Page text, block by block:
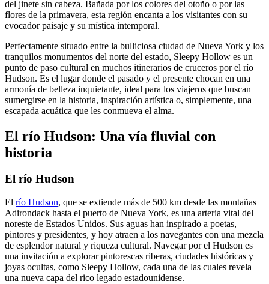
del jinete sin cabeza. Bañada por los colores del otoño o por las
flores de la primavera, esta región encanta a los visitantes con su
evocador paisaje y su mística intemporal.
Perfectamente situado entre la bulliciosa ciudad de Nueva York y los
tranquilos monumentos del norte del estado, Sleepy Hollow es un
punto de paso cultural en muchos itinerarios de cruceros por el río
Hudson. Es el lugar donde el pasado y el presente chocan en una
armonía de belleza inquietante, ideal para los viajeros que buscan
sumergirse en la historia, inspiración artística o, simplemente, una
escapada acuática que les conmueva el alma.
El río Hudson: Una vía fluvial con
historia
El río Hudson
El río Hudson, que se extiende más de 500 km desde las montañas
Adirondack hasta el puerto de Nueva York, es una arteria vital del
noreste de Estados Unidos. Sus aguas han inspirado a poetas,
pintores y presidentes, y hoy atraen a los navegantes con una mezcla
de esplendor natural y riqueza cultural. Navegar por el Hudson es
una invitación a explorar pintorescas riberas, ciudades históricas y
joyas ocultas, como Sleepy Hollow, cada una de las cuales revela
una nueva capa del rico legado estadounidense.